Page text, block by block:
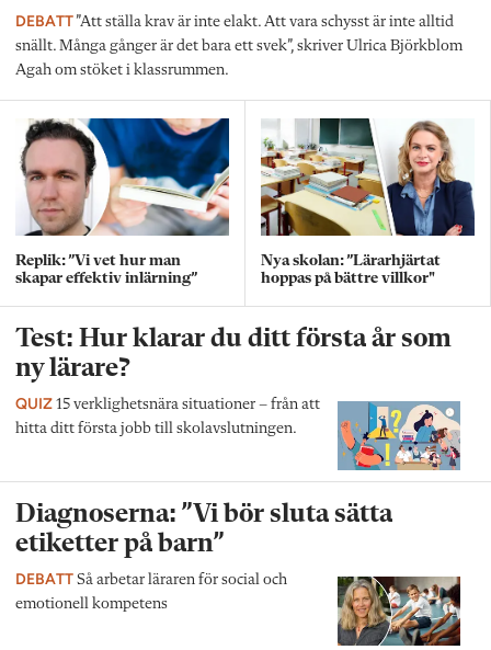
DEBATT”Att ställa krav är inte elakt. Att vara schysst är inte alltid
snällt. Många gånger är det bara ett svek”, skriver Ulrica Björkblom
Agah om stöket i klassrummen.
Replik: ”Vi vet hur man
skapar effektiv inlärning”
Nya skolan: ”Lärarhjärtat
hoppas på bättre villkor"
Test: Hur klarar du ditt första år som
ny lärare?
QUIZ 15 verklighetsnära situationer – från att
hitta ditt första jobb till skolavslutningen.
Diagnoserna: ”Vi bör sluta sätta
etiketter på barn”
DEBATT Så arbetar läraren för social och
emotionell kompetens